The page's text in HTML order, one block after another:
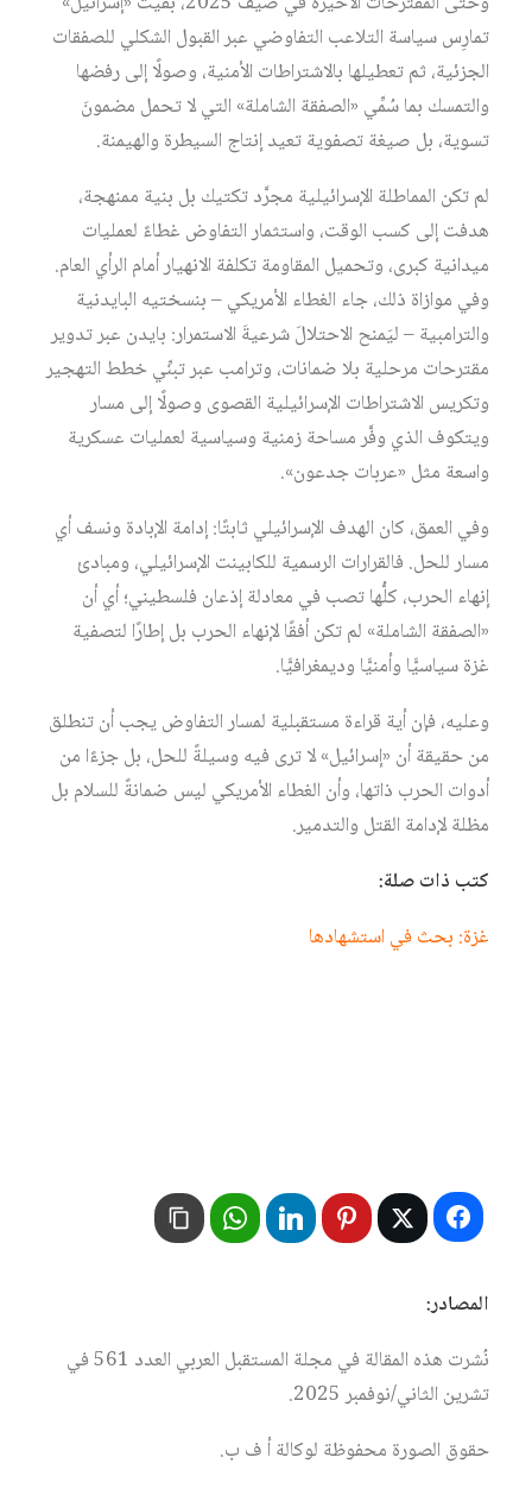
تمارِس سياسة التلاعب التفاوضي عبر القبول الشكلي للصفقات
الجزئية، ثم تعطيلها بالاشتراطات الأمنية، وصولًا إلى رفضها
والتمسك بما سُمِّي «الصفقة الشاملة» التي لا تحمل مضمونَ
تسوية، بل صيغة تصفوية تعيد إنتاج السيطرة والهيمنة.
لم تكن المماطلة الإسرائيلية مجرَّد تكتيك بل بنية ممنهجة،
هدفت إلى كسب الوقت، واستثمار التفاوض غطاءً لعمليات
ميدانية كبرى، وتحميل المقاومة تكلفة الانهيار أمام الرأي العام.
وفي موازاة ذلك، جاء الغطاء الأمريكي – بنسختيه البايدنية
والترامبية – ليَمنح الاحتلالَ شرعيةَ الاستمرار: بايدن عبر تدوير
مقترحات مرحلية بلا ضمانات، وترامب عبر تبنِّي خطط التهجير
وتكريس الاشتراطات الإسرائيلية القصوى وصولًا إلى مسار
ويتكوف الذي وفَّر مساحة زمنية وسياسية لعمليات عسكرية
واسعة مثل «عربات جدعون».
وفي العمق، كان الهدف الإسرائيلي ثابتًا: إدامة الإبادة ونسف أي
مسار للحل. فالقرارات الرسمية للكابينت الإسرائيلي، ومبادئ
إنهاء الحرب، كلُّها تصب في معادلة إذعان فلسطيني؛ أي أن
«الصفقة الشاملة» لم تكن أفقًا لإنهاء الحرب بل إطارًا لتصفية
غزة سياسيًّا وأمنيًّا وديمغرافيًّا.
وعليه، فإن أية قراءة مستقبلية لمسار التفاوض يجب أن تنطلق
من حقيقة أن «إسرائيل» لا ترى فيه وسيلةً للحل، بل جزءًا من
أدوات الحرب ذاتها، وأن الغطاء الأمريكي ليس ضمانةً للسلام بل
مظلة لإدامة القتل والتدمير.
كتب ذات صلة:
غزة: بحث في استشهادها
المصادر:
نُشرت هذه المقالة في مجلة المستقبل العربي العدد 561 في
تشرين الثاني/نوفمبر 2025.
حقوق الصورة محفوظة لوكالة أ ف ب.